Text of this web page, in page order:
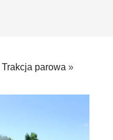
Trakcja parowa »